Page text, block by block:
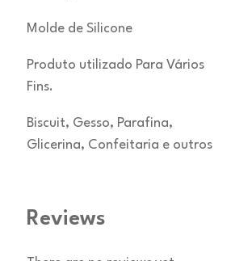
Molde de Silicone
Produto utilizado Para Vários
Fins.
Biscuit, Gesso, Parafina,
Glicerina, Confeitaria e outros
Reviews